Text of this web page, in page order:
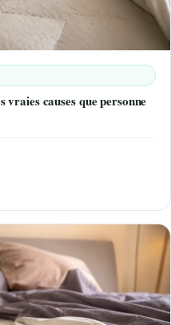
vraies causes que personne